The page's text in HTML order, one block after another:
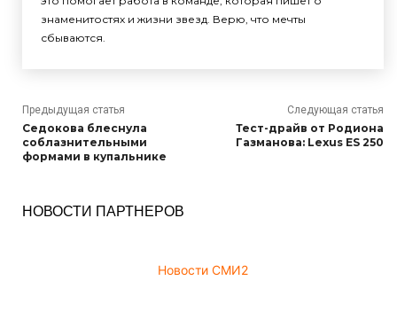
знаменитостях и жизни звезд. Верю, что мечты
сбываются.
Предыдущая статья
Седокова блеснула
соблазнительными
формами в купальнике
Следующая статья
Тест-драйв от Родиона
Газманова: Lexus ES 250
НОВОСТИ ПАРТНЕРОВ
Новости СМИ2